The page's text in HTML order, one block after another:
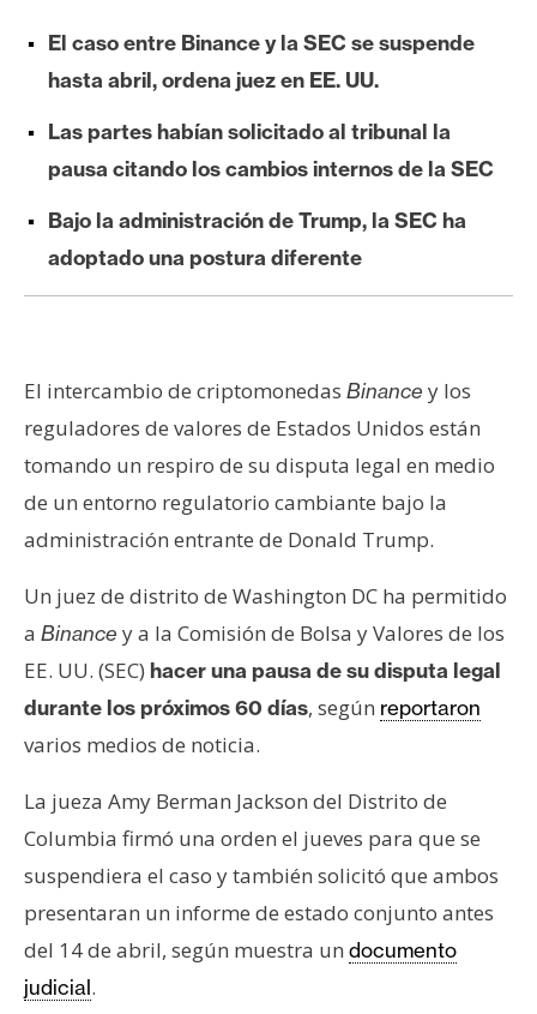
e
r
u
m
I
A
n
á
l
i
i
N
o
a
d
e
P
r
e
n
s
El caso entre Binance y la SEC se suspende
hasta abril, ordena juez en EE. UU.
Las partes habían solicitado al tribunal la
pausa citando los cambios internos de la SEC
Bajo la administración de Trump, la SEC ha
adoptado una postura diferente
El intercambio de criptomonedas Binance y los
reguladores de valores de Estados Unidos están
tomando un respiro de su disputa legal en medio
de un entorno regulatorio cambiante bajo la
administración entrante de Donald Trump.
Un juez de distrito de Washington DC ha permitido
a Binance y a la Comisión de Bolsa y Valores de los
EE. UU. (SEC) hacer una pausa de su disputa legal
durante los próximos 60 días, según reportaron
varios medios de noticia.
La jueza Amy Berman Jackson del Distrito de
Columbia firmó una orden el jueves para que se
suspendiera el caso y también solicitó que ambos
presentaran un informe de estado conjunto antes
del 14 de abril, según muestra un documento
judicial.